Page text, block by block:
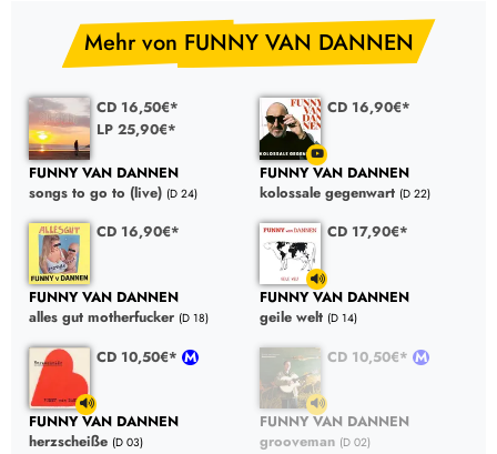
Mehr von FUNNY VAN DANNEN
CD 16,50€*
LP 25,90€*
FUNNY VAN DANNEN
songs to go to (live) (D 24)
CD 16,90€*
FUNNY VAN DANNEN
kolossale gegenwart (D 22)
CD 16,90€*
FUNNY VAN DANNEN
alles gut motherfucker (D 18)
CD 17,90€*
FUNNY VAN DANNEN
geile welt (D 14)
CD 10,50€*
FUNNY VAN DANNEN
herzscheiße (D 03)
CD 10,50€*
FUNNY VAN DANNEN
grooveman (D 02)